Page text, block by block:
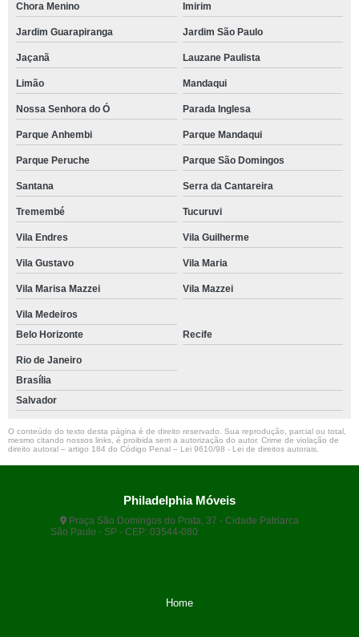
Chora Menino Imirim
Jardim Guarapiranga Jardim São Paulo
Jaçanã Lauzane Paulista
Limão Mandaqui
Nossa Senhora do Ó Parada Inglesa
Parque Anhembi Parque Mandaqui
Parque Peruche Parque São Domingos
Santana Serra da Cantareira
Tremembé Tucuruvi
Vila Endres Vila Guilherme
Vila Gustavo Vila Maria
Vila Marisa Mazzei Vila Mazzei
Vila Medeiros
Belo Horizonte
Recife
Rio de Janeiro
Brasília
Salvador
O conteúdo do texto desta página é de direito reservado. Sua reprodução, parcial ou total,
mesmo citando nossos links, é proibida sem a autorização do autor. Crime de violação de
direito autoral – artigo 184 do Código Penal – Lei 9610/98 - Lei de direitos autorais
Philadelphia Móveis
Praça São Domingos do Prata, 37 - Cidade Patriarca
São Paulo - SP - CEP: 03544-080
Home